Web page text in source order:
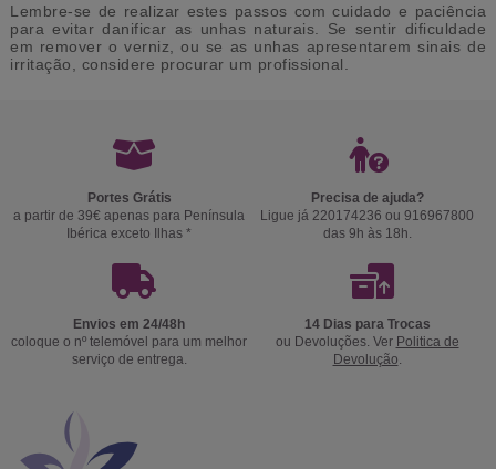
Lembre-se de realizar estes passos com cuidado e paciência
para evitar danificar as unhas naturais. Se sentir dificuldade
em remover o verniz, ou se as unhas apresentarem sinais de
irritação, considere procurar um profissional.
Portes Grátis
a partir de 39€ apenas para Península
Ibérica exceto Ilhas *
Precisa de ajuda?
Ligue já 220174236 ou 916967800
das 9h às 18h.
Envios em 24/48h
coloque o nº telemóvel para um melhor
serviço de entrega.
14 Dias para Trocas
ou Devoluções. Ver Politica de
Devolução.